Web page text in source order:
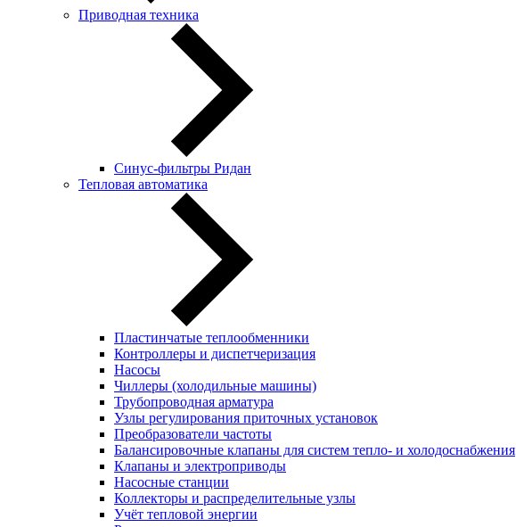
Приводная техника
Синус-фильтры Ридан
Тепловая автоматика
Пластинчатые теплообменники
Контроллеры и диспетчеризация
Насосы
Чиллеры (холодильные машины)
Трубопроводная арматура
Узлы регулирования приточных установок
Преобразователи частоты
Балансировочные клапаны для систем тепло- и холодоснабжения
Клапаны и электроприводы
Насосные станции
Коллекторы и распределительные узлы
Учёт тепловой энергии